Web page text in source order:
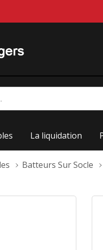
La liquidation
Batteurs Sur Socle